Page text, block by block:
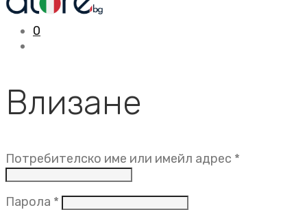
0
Влизане
Потребителско име или имейл адрес *
Парола * Задължително